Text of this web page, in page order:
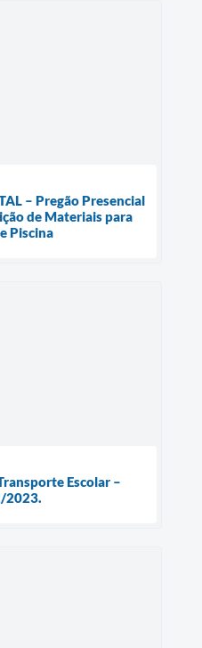
– Pregão Presencial
de Materiais para
Piscina
Escolar –
2023.